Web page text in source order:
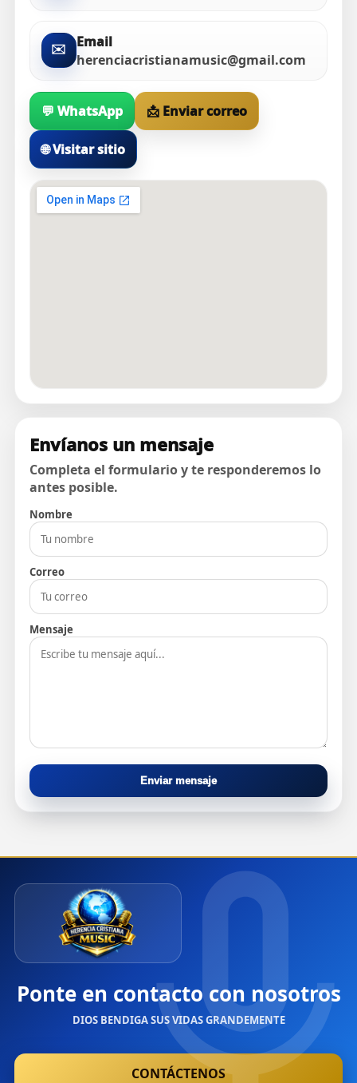
✉️
Email
herenciacristianamusic@gmail.com
💬 WhatsApp 📩 Enviar correo
🌐 Visitar sitio
Envíanos un mensaje
Completa el formulario y te responderemos lo
antes posible.
Nombre
Correo
Mensaje
Enviar mensaje
Ponte en contacto con nosotros
DIOS BENDIGA SUS VIDAS GRANDEMENTE
CONTÁCTENOS